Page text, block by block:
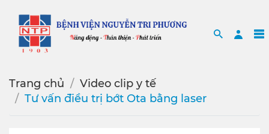
Search
Trang chủ
Video clip y tế
Tư vấn điều trị bớt Ota bằng laser